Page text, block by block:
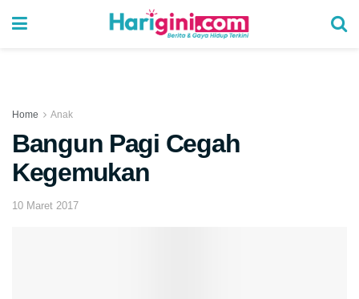
Home Anak
Bangun Pagi Cegah
Kegemukan
10 Maret 2017